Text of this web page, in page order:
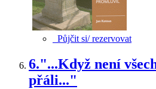
Půjčit si/ rezervovat
6."...Když není
přáli..."